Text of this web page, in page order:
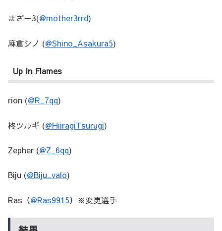
まざー3(@mother3rrd)
麻倉シノ (@Shino_Asakura5)
Up In Flames
rion (@R_7qq)
柊ツルギ (@HiiragiTsurugi)
Zepher (@Z_6qq)
Biju (@Biju_valo)
Ras（@Ras9915）※変更選手